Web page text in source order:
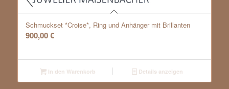
Schmuckset *Croise*, Ring und Anhänger mit Brillanten
900,00€
In den Warenkorb Details anzeigen